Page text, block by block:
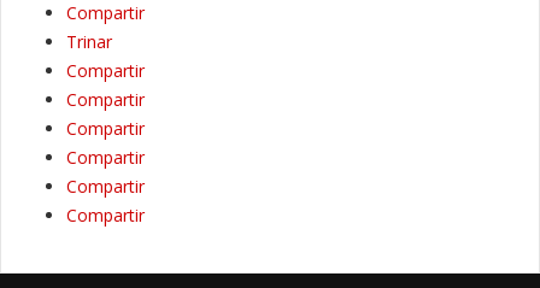
Compartir
Trinar
Compartir
Compartir
Compartir
Compartir
Compartir
Compartir